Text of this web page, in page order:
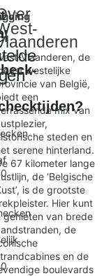
×
+
−
Leaflet
map
Vlaanderen, de
westelijke
van België,
een
mix van
steden en
serene hinterland.
67 kilometer lange
de ‘Belgische
is de grootste
Hier kunt
genieten van brede
de
en de
boulevards